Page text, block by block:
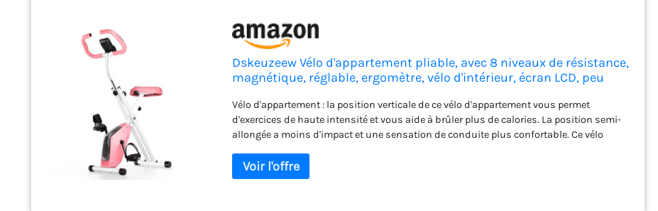
Dskeuzeew Vélo d'appartement pliable, avec 8 niveaux de résistance,
magnétique, réglable, ergomètre, vélo d'intérieur, écran LCD, peu
Vélo d'appartement : la position verticale de ce vélo d'appartement vous permet
d'exercices de haute intensité et vous aide à brûler plus de calories. La position semi-
allongée a moins d'impact et une sensation de conduite plus confortable. Ce vélo
renforcer vos muscles du haut du corps et de faire un entraînement complet du corps.
Système de résistance magnétique amélioré : le vélo d'appartement ergomètre pour la